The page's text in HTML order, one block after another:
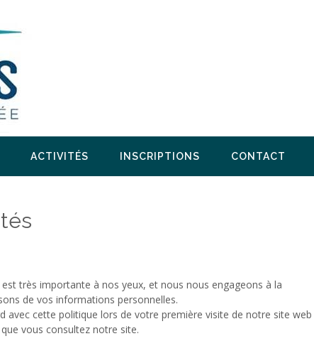
ACTIVITÉS INSCRIPTIONS CONTACT
très importante à nos yeux, et nous nous engageons à la
de vos informations personnelles.
avec cette politique lors de votre première visite de notre site web
vous consultez notre site.